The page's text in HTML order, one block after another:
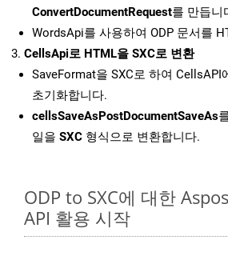
ConvertDocumentRequest를 만듭니
WordsApi를 사용하여 ODP 문서를
CellsApi로 HTML을 SXC로 변환
SaveFormat을 SXC로 하여 CellsAPI
초기화합니다.
cellsSaveAsPostDocumentSaveAs
일을 SXC 형식으로 변환합니다.
ODP to SXC에 대한
API 활용 시작